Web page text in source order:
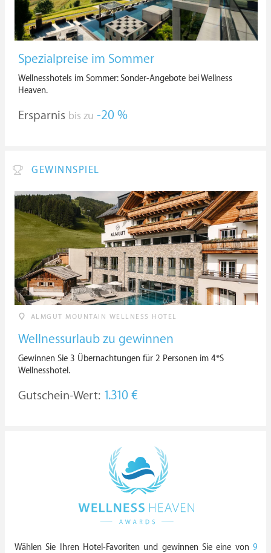
Spezialpreise im Sommer
Wellnesshotels im Sommer: Sonder-Angebote bei Wellness
Heaven.
Ersparnis bis zu -20 %
GEWINNSPIEL
ALMGUT MOUNTAIN WELLNESS HOTEL
Wellnessurlaub zu gewinnen
Gewinnen Sie 3 Übernachtungen für 2 Personen im 4*S
Wellnesshotel.
Gutschein-Wert: 1.310 €
Wählen Sie Ihren Hotel-Favoriten und gewinnen Sie eine von 9